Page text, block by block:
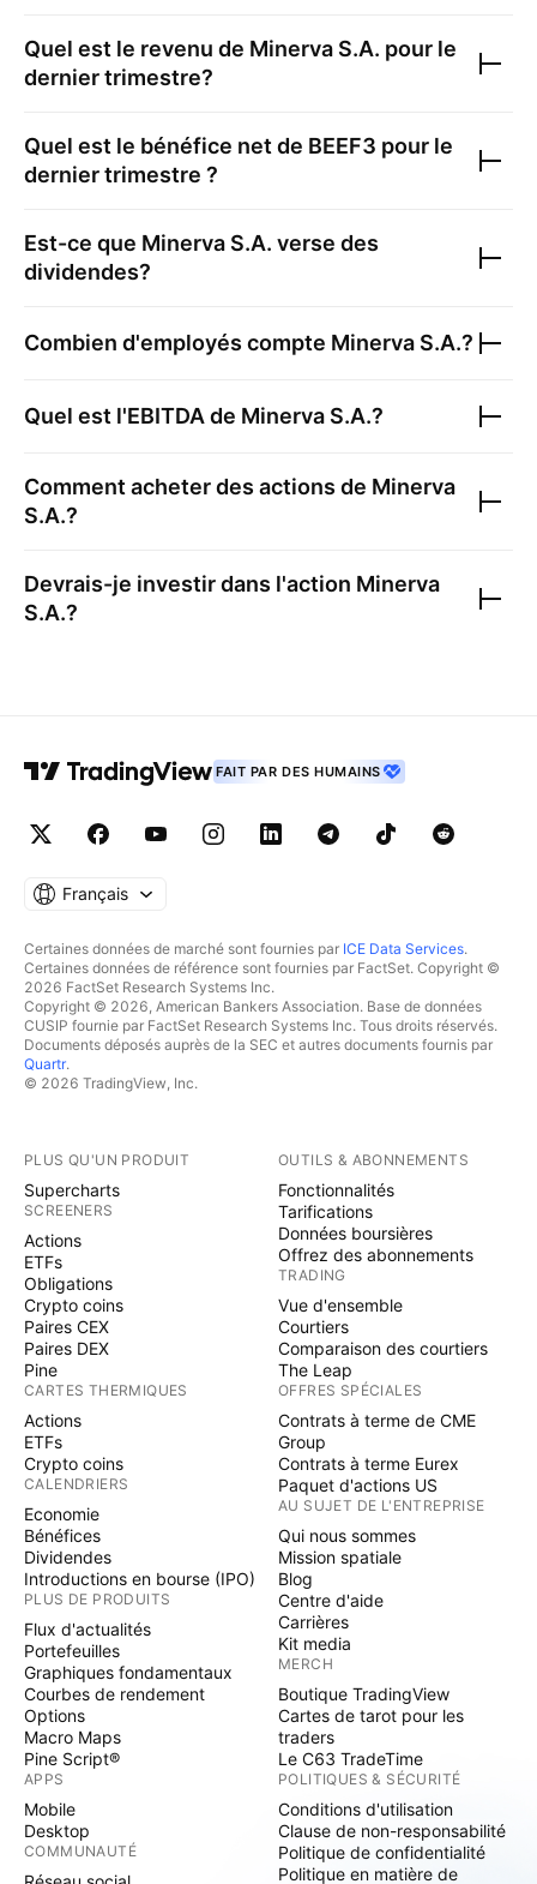
Quel est le revenu de Minerva S.A. pour le
dernier trimestre?
Quel est le bénéfice net de BEEF3 pour le
dernier trimestre ?
Est-ce que Minerva S.A. verse des
dividendes?
Combien d'employés compte Minerva S.A.?
Quel est l'EBITDA de Minerva S.A.?
Comment acheter des actions de Minerva
S.A.?
Devrais-je investir dans l'action Minerva
S.A.?
FAIT PAR DES HUMAINS
Français
Certaines données de marché sont fournies par ICE Data Services.
Certaines données de référence sont fournies par FactSet. Copyright ©
2026 FactSet Research Systems Inc.
Copyright © 2026, American Bankers Association. Base de données
CUSIP fournie par FactSet Research Systems Inc. Tous droits réservés.
Documents déposés auprès de la SEC et autres documents fournis par
Quartr.
© 2026 TradingView, Inc.
PLUS QU'UN PRODUIT
Supercharts
SCREENERS
Actions
ETFs
Obligations
Crypto coins
Paires CEX
Paires DEX
Pine
CARTES THERMIQUES
Actions
ETFs
Crypto coins
CALENDRIERS
Economie
Bénéfices
Dividendes
Introductions en bourse (IPO)
PLUS DE PRODUITS
Flux d'actualités
Portefeuilles
Graphiques fondamentaux
Courbes de rendement
Options
Macro Maps
Pine Script®
APPS
Mobile
Desktop
COMMUNAUTÉ
OUTILS & ABONNEMENTS
Fonctionnalités
Tarifications
Données boursières
Offrez des abonnements
TRADING
Vue d'ensemble
Courtiers
Comparaison des courtiers
The Leap
OFFRES SPÉCIALES
Contrats à terme de CME
Group
Contrats à terme Eurex
Paquet d'actions US
AU SUJET DE L'ENTREPRISE
Qui nous sommes
Mission spatiale
Blog
Centre d'aide
Carrières
Kit media
MERCH
Boutique TradingView
Cartes de tarot pour les
traders
Le C63 TradeTime
POLITIQUES & SÉCURITÉ
Conditions d'utilisation
Clause de non-responsabilité
Politique de confidentialité
Politique en matière de